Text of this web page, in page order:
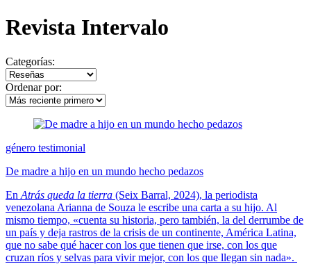
Revista Intervalo
Categorías:
Ordenar por:
género testimonial
De madre a hijo en un mundo hecho pedazos
En Atrás queda la tierra (Seix Barral, 2024), la periodista
venezolana Arianna de Souza le escribe una carta a su hijo. Al
mismo tiempo, «cuenta su historia, pero también, la del derrumbe de
un país y deja rastros de la crisis de un continente, América Latina,
que no sabe qué hacer con los que tienen que irse, con los que
cruzan ríos y selvas para vivir mejor, con los que llegan sin nada».